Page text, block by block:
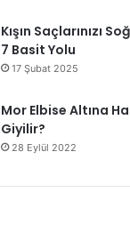
Kışın Saçlarınızı
7 Basit Yolu
17 Şubat 2025
Mor Elbise Altına
Giyilir?
28 Eylül 2022